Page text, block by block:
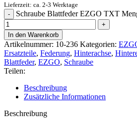
Lieferzeit: ca. 2-3 Werktage
Schraube Blattfeder EZGO TXT
In den Warenkorb
Artikelnummer: 10-236 Kategorien:
Ersatzteile, Federung, Hinterachse,
Blattfeder, EZGO, Schraube
Teilen:
Beschreibung
Zusätzliche Informationen
Beschreibung